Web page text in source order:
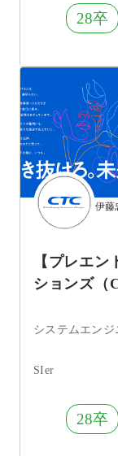
28卒
伊藤
【プレエ
ションズ（
システムエン
SIer
28卒